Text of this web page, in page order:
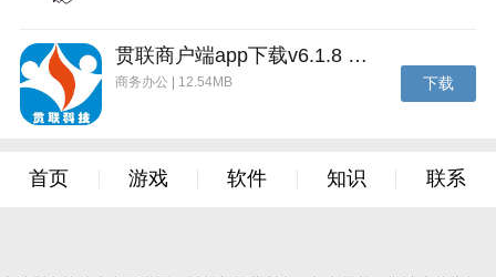
贯联商户端app下载v6.1.8 安卓版
商务办公 | 12.54MB 下载
首页 游戏 软件 知识 联系